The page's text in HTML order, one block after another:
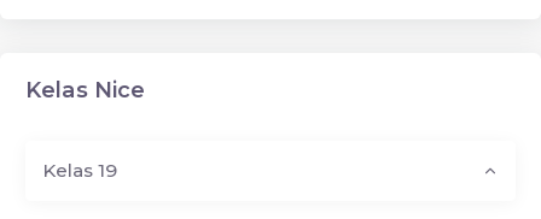
Kelas Nice
Kelas 19